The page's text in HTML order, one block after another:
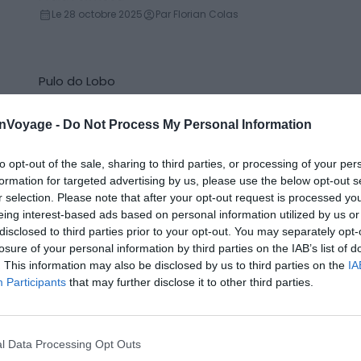
- Do Not Process My Personal Information
opt-out of the sale, sharing to third parties, or processing of your
for targeted advertising by us, please use the below opt-out
selection. Please note that after your opt-out request is processed
interest-based ads based on personal information utilized by us
to third parties prior to your opt-out. You may separately
of your personal information by third parties on the IAB’s list of
This information may also be disclosed by us to third parties on the
Participants that may further disclose it to other third parties.
Data Processing Opt Outs
Plage
Le 28 octobre 2025 Par Florian Colas
Montagne
Pulo do Lobo
Lac
Lagoa do Caldeirão
Le 28 octobre 2025 Par Florian Colas
Plage
Praia da Falésia
Le 28 octobre 2025 Par Florian Colas
Jardin & espace vert
Jardim da Alameda João de Deus